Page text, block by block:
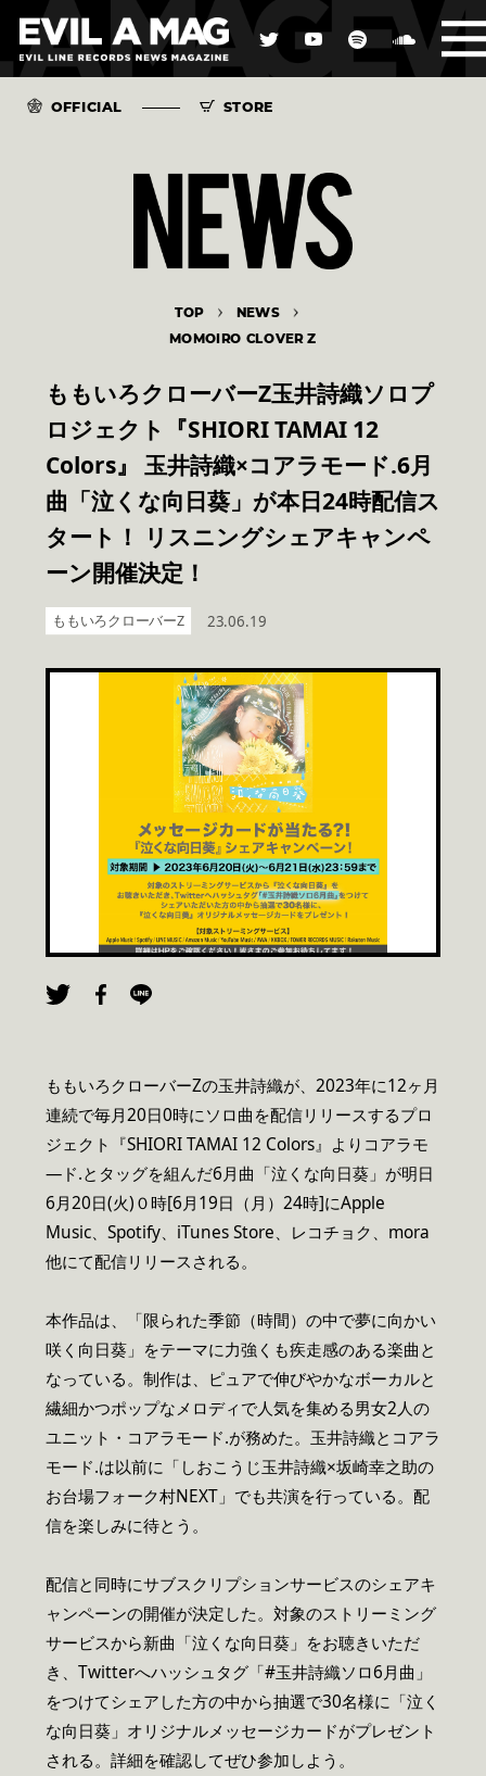
OFFICIAL STORE
TOP NEWS
MOMOIRO CLOVER Z
ももいろクローバーZ玉井詩織ソロプ
ロジェクト『SHIORI TAMAI 12
Colors』 玉井詩織×コアラモード.6月
曲「泣くな向日葵」が本日24時配信ス
タート！ リスニングシェアキャンペ
ーン開催決定！
ももいろクローバーZ 23.06.19
ももいろクローバーZの玉井詩織が、2023年に12ヶ月
連続で毎月20日0時にソロ曲を配信リリースするプロ
ジェクト『SHIORI TAMAI 12 Colors』よりコアラモ
―ド.とタッグを組んだ6月曲「泣くな向日葵」が明日
6月20日(火)０時[6月19日（月）24時]にApple
Music、Spotify、iTunes Store、レコチョク、mora
他にて配信リリースされる。
本作品は、「限られた季節（時間）の中で夢に向かい
咲く向日葵」をテーマに力強くも疾走感のある楽曲と
なっている。制作は、ピュアで伸びやかなボーカルと
繊細かつポップなメロディで人気を集める男女2人の
ユニット・コアラモード.が務めた。玉井詩織とコアラ
モード.は以前に「しおこうじ玉井詩織×坂崎幸之助の
お台場フォーク村NEXT」でも共演を行っている。配
信を楽しみに待とう。
配信と同時にサブスクリプションサービスのシェアキ
ャンペーンの開催が決定した。対象のストリーミング
サービスから新曲「泣くな向日葵」をお聴きいただ
き、Twitterへハッシュタグ「#玉井詩織ソロ6月曲」
をつけてシェアした方の中から抽選で30名様に「泣く
な向日葵」オリジナルメッセージカードがプレゼント
される。詳細を確認してぜひ参加しよう。